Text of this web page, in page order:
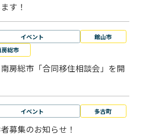
す！
イベント
館山市
房総市
南房総市「合同移住相談会」を開
イベント 多古町
募集のお知らせ！